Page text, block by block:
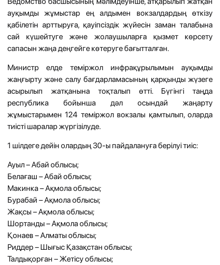
ауқымды жұмыстар ең алдымен вокзалдардың өткізу
қабілетін арттыруға, қауіпсіздік жүйесін заман талабына
сай күшейтуге және жолаушыларға қызмет көрсету
сапасын жаңа деңгейге көтеруге бағытталған.
Министр елде теміржол инфрақұрылымын ауқымды
жаңғырту және салу бағдарламасының қарқынды жүзеге
асырылып жатқанына тоқталып өтті. Бүгінгі таңда
республика бойынша дәл осындай жаңарту
жұмыстарымен 124 теміржол вокзалы қамтылып, оларда
тиісті шаралар жүргізілуде.
1 шілдеге дейін олардың 30-ы пайдалануға берілуі тиіс:
Ауыл – Абай облысы;
Белағаш – Абай облысы;
Макинка – Ақмола облысы;
Бурабай – Ақмола облысы;
Жақсы – Ақмола облысы;
Шортанды – Ақмола облысы;
Қонаев – Алматы облысы;
Риддер – Шығыс Қазақстан облысы;
Талдықорған – Жетісу облысы;